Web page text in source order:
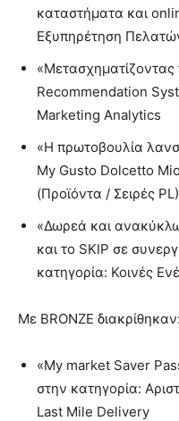
καταστήματα και
Εξυπηρέτηση
Recommendation
Marketing Analytics
«Η πρωτοβουλία
My Gusto Dolcetto
(Προϊόντα / Σειρές PL)
«Δωρεά και
και το SKIP σε
κατηγορία: Κοινές
Με BRONZE διακρίθηκαν:
«My market Saver
στην κατηγορία:
Last Mile Delivery